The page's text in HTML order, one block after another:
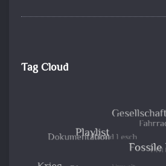
Tag Cloud